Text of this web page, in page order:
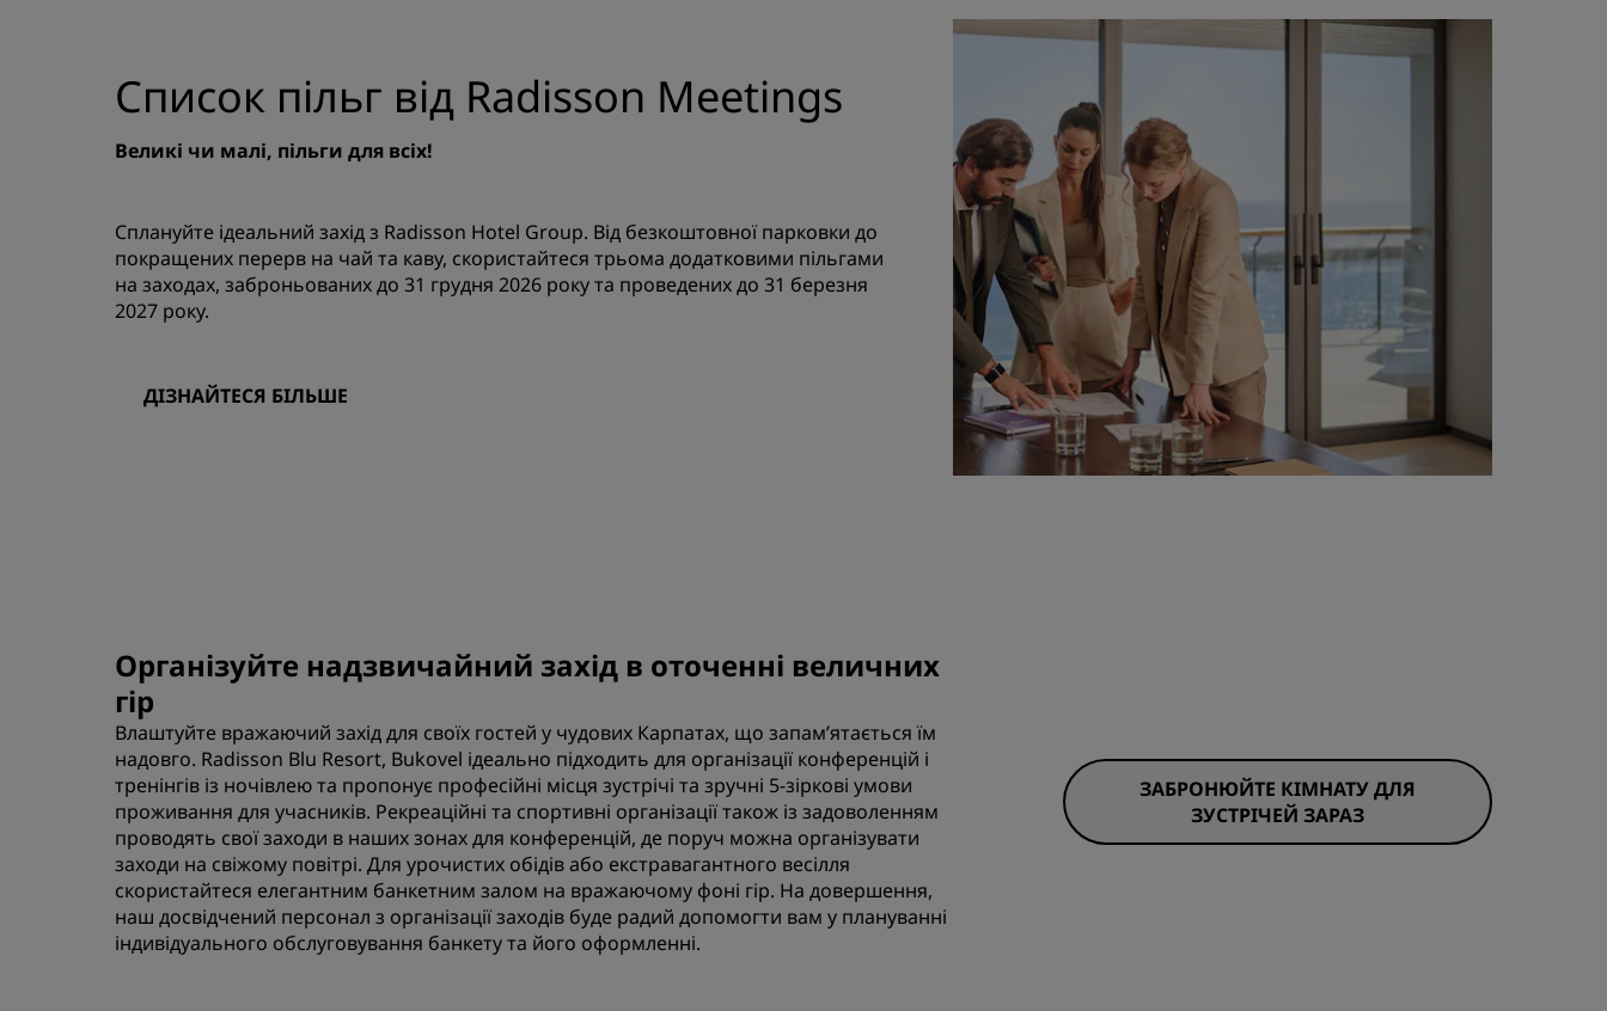
Список пільг від Radisson Meetings
Великі чи малі, пільги для всіх!
Сплануйте ідеальний захід з Radisson Hotel Group. Від безкоштовної парковки до
покращених перерв на чай та каву, скористайтеся трьома додатковими пільгами
на заходах, заброньованих до 31 грудня 2026 року та проведених до 31 березня
2027 року.
ДІЗНАЙТЕСЯ БІЛЬШЕ
Організуйте надзвичайний захід в оточенні величних
гір
Влаштуйте вражаючий захід для своїх гостей у чудових Карпатах, що запам’ятається їм
надовго. Radisson Blu Resort, Bukovel ідеально підходить для організації конференцій і
тренінгів із ночівлею та пропонує професійні місця зустрічі та зручні 5-зіркові умови
проживання для учасників. Рекреаційні та спортивні організації також із задоволенням
проводять свої заходи в наших зонах для конференцій, де поруч можна організувати
заходи на свіжому повітрі. Для урочистих обідів або екстравагантного весілля
скористайтеся елегантним банкетним залом на вражаючому фоні гір. На довершення,
наш досвідчений персонал з організації заходів буде радий допомогти вам у плануванні
індивідуального обслуговування банкету та його оформленні.
ЗАБРОНЮЙТЕ КІМНАТУ ДЛЯ
ЗУСТРІЧЕЙ ЗАРАЗ